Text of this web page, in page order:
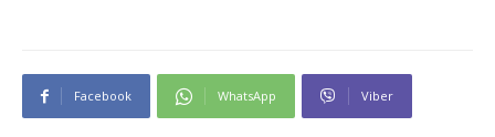
Facebook WhatsApp Viber